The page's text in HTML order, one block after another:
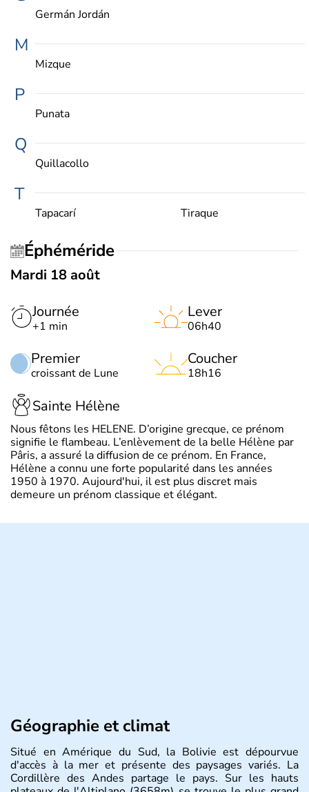
Germán Jordán
M
Mizque
P
Punata
Q
Quillacollo
T
Tapacarí Tiraque
Éphéméride
Mardi 18 août
Journée
+1 min
Premier
croissant de Lune
Lever
06h40
Coucher
18h16
Sainte Hélène
Nous fêtons les HELENE. D’origine grecque, ce prénom
signifie le flambeau. L’enlèvement de la belle Hélène par
Pâris, a assuré la diffusion de ce prénom. En France,
Hélène a connu une forte popularité dans les années
1950 à 1970. Aujourd'hui, il est plus discret mais
demeure un prénom classique et élégant.
Géographie et climat
Situé en Amérique du Sud, la Bolivie est dépourvue
d'accès à la mer et présente des paysages variés. La
Cordillère des Andes partage le pays. Sur les hauts